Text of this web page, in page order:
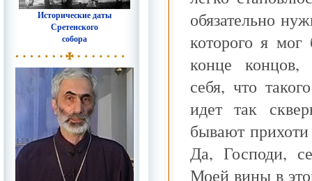
Исторические даты
Сретенского
собора
обязательно
которого я
конце концов,
себя, что
идет так
бывают
Да, Господи,
Моей вины в